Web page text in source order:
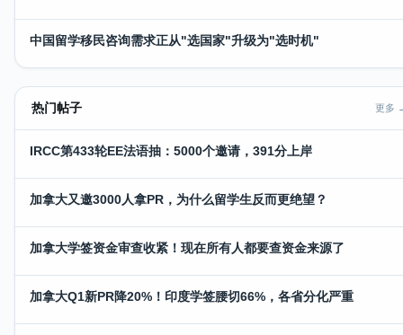
中国留学移民咨询需求正从"选国家"升级为"选时机"
热门帖子 更多
IRCC第433轮EE法语抽：5000个邀请，391分上岸
加拿大又邀3000人拿PR，为什么留学生反而更绝望？
加拿大学签资金审查收紧！现在所有人都要查资金来源了
加拿大Q1新PR降20%！印度学签腰切66%，各省分化严重